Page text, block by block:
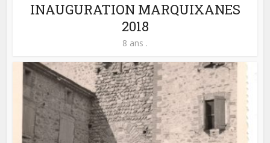
INAUGURATION MARQUIXANES
2018
8 ans .